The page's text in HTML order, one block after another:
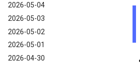
2026-05-04
2026-05-03
2026-05-02
2026-05-01
2026-04-30